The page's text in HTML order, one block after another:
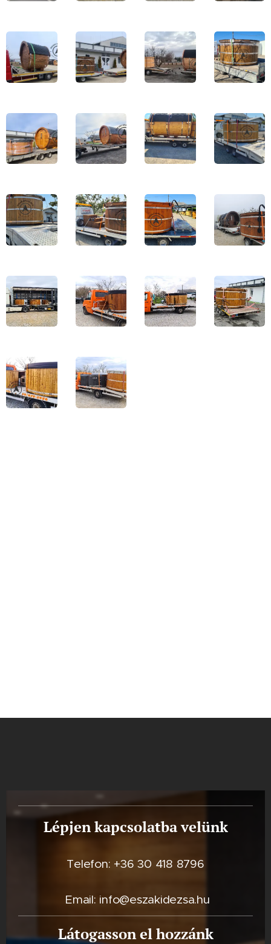
Lépjen kapcsolatba velünk
Telefon: +36 30 418 8796
Email: info@eszakidezsa.hu
Látogasson el hozzánk